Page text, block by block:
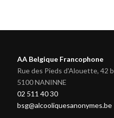
AA Belgique Francophone
Rue des Pieds d'Alouette, 42 b
5100 NANINNE
02 511 40 30
bsg@alcooliquesanonymes.be